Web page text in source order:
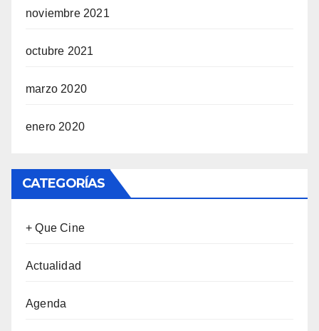
noviembre 2021
octubre 2021
marzo 2020
enero 2020
CATEGORÍAS
+ Que Cine
Actualidad
Agenda